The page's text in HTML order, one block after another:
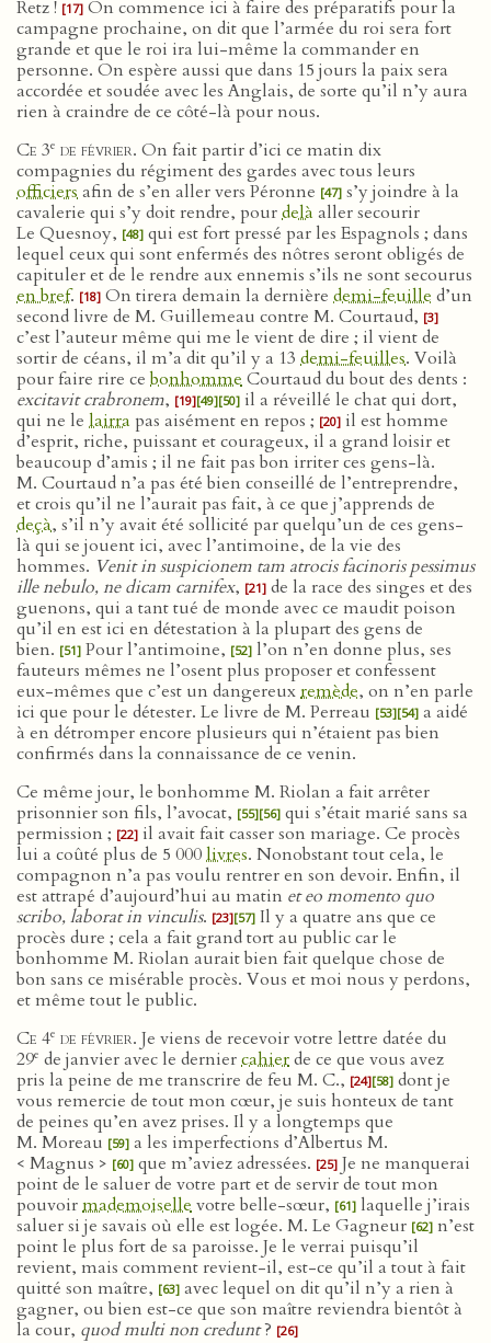
Retz ! [17] On commence ici à faire des préparatifs pour la
campagne prochaine, on dit que l’armée du roi sera fort
grande et que le roi ira lui-même la commander en
personne. On espère aussi que dans 15 jours la paix sera
accordée et soudée avec les Anglais, de sorte qu’il n’y aura
rien à craindre de ce côté-là pour nous.
Ce 3e de février. On fait partir d’ici ce matin dix
compagnies du régiment des gardes avec tous leurs
officiersafin de s’en aller vers Péronne [47] s’y joindre à la
cavalerie qui s’y doit rendre, pourdelà aller secourir
Le Quesnoy, [48] qui est fort pressé par les Espagnols ; dans
lequel ceux qui sont enfermés des nôtres seront obligés de
capituler et de le rendre aux ennemis s’ils ne sont secourus
en bref. [18] On tirera demain la dernière demi-feuille d’un
second livre de M. Guillemeau contre M. Courtaud, [3]
c’est l’auteur même qui me le vient de dire ; il vient de
sortir de céans, il m’a dit qu’il y a 13 demi-feuilles. Voilà
pour faire rire cebonhommeCourtaud du bout des dents :
excitavit crabronem, [19][49][50] il a réveillé le chat qui dort,
qui ne le lairra pas aisément en repos ; [20] il est homme
d’esprit, riche, puissant et courageux, il a grand loisir et
beaucoup d’amis ; il ne fait pas bon irriter ces gens-là.
M. Courtaud n’a pas été bien conseillé de l’entreprendre,
et crois qu’il ne l’aurait pas fait, à ce que j’apprends de
deçà, s’il n’y avait été sollicité par quelqu’un de ces gens-
là qui se jouent ici, avec l’antimoine, de la vie des
hommes. Venit in suspicionem tam atrocis facinoris pessimus
ille nebulo, ne dicam carnifex, [21] de la race des singes et des
guenons, qui a tant tué de monde avec ce maudit poison
qu’il en est ici en détestation à la plupart des gens de
bien. [51] Pour l’antimoine, [52] l’on n’en donne plus, ses
fauteurs mêmes ne l’osent plus proposer et confessent
eux-mêmes que c’est un dangereuxremède, on n’en parle
ici que pour le détester. Le livre de M. Perreau [53][54] a aidé
à en détromper encore plusieurs qui n’étaient pas bien
confirmés dans la connaissance de ce venin.
Ce même jour, le bonhomme M. Riolan a fait arrêter
prisonnier son fils, l’avocat, [55][56] qui s’était marié sans sa
permission ; [22] il avait fait casser son mariage. Ce procès
lui a coûté plus de 5 000livres. Nonobstant tout cela, le
compagnon n’a pas voulu rentrer en son devoir. Enfin, il
est attrapé d’aujourd’hui au matin et eo momento quo
scribo, laborat in vinculis. [23][57] Il y a quatre ans que ce
procès dure ; cela a fait grand tort au public car le
bonhomme M. Riolan aurait bien fait quelque chose de
bon sans ce misérable procès. Vous et moi nous y perdons,
et même tout le public.
Ce 4e de février. Je viens de recevoir votre lettre datée du
29e de janvier avec le derniercahierde ce que vous avez
pris la peine de me transcrire de feu M. C., [24][58] dont je
vous remercie de tout mon cœur, je suis honteux de tant
de peines qu’en avez prises. Il y a longtemps que
M. Moreau [59] a les imperfections d’Albertus M.
< Magnus > [60] que m’aviez adressées. [25] Je ne manquerai
point de le saluer de votre part et de servir de tout mon
pouvoirmademoisellevotre belle-sœur, [61] laquelle j’irais
saluer si je savais où elle est logée. M. Le Gagneur [62] n’est
point le plus fort de sa paroisse. Je le verrai puisqu’il
revient, mais comment revient-il, est-ce qu’il a tout à fait
quitté son maître, [63] avec lequel on dit qu’il n’y a rien à
gagner, ou bien est-ce que son maître reviendra bientôt à
la cour, quod multi non credunt? [26]